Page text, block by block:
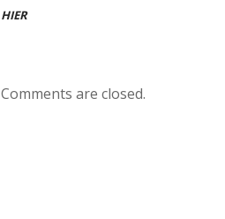
HIER
Comments are closed.